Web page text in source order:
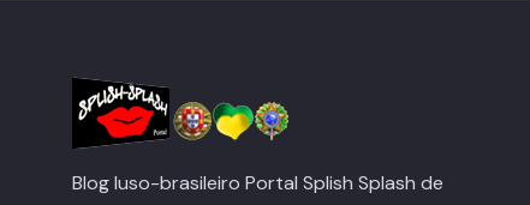
Blog luso-brasileiro Portal Splish Splash de